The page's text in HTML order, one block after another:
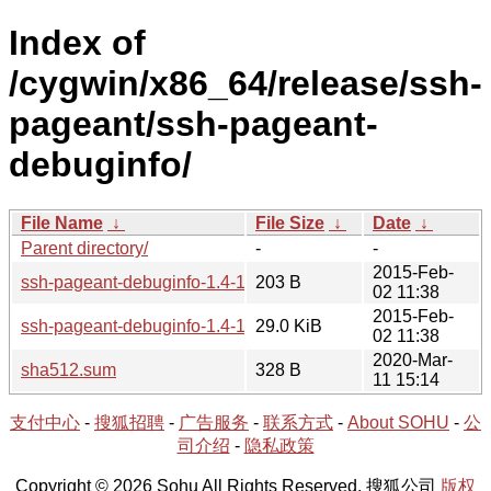
Index of
/cygwin/x86_64/release/ssh-
pageant/ssh-pageant-
debuginfo/
File Name ↓ File Size ↓ Date ↓
Parent directory/
-
-
ssh-pageant-debuginfo-1.4-1.hint203 B
2015-Feb-
02 11:38
ssh-pageant-debuginfo-1.4-1.tar.xz29.0 KiB
2015-Feb-
02 11:38
sha512.sum
328 B
2020-Mar-
11 15:14
支付中心 - 搜狐招聘 - 广告服务 - 联系方式 - About SOHU - 公
司介绍 - 隐私政策
Copyright © 2026 Sohu All Rights Reserved. 搜狐公司 版权